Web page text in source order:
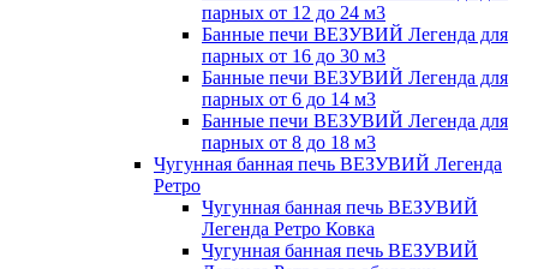
парных от 12 до 24 м3
Банные печи ВЕЗУВИЙ Легенда для
парных от 16 до 30 м3
Банные печи ВЕЗУВИЙ Легенда для
парных от 6 до 14 м3
Банные печи ВЕЗУВИЙ Легенда для
парных от 8 до 18 м3
Чугунная банная печь ВЕЗУВИЙ Легенда
Ретро
Чугунная банная печь ВЕЗУВИЙ
Легенда Ретро Ковка
Чугунная банная печь ВЕЗУВИЙ